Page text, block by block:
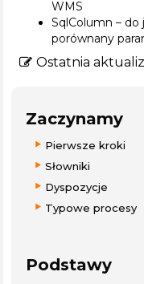
Zaczynamy
Pierwsze kroki
Słowniki
Dyspozycje
Typowe procesy
Podstawy
WMS
SqlColumn –
porównany
Ostatnia